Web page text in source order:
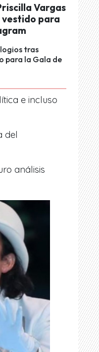
Vargas
vestido para
tras
para la Gala de
e incluso
del
análisis